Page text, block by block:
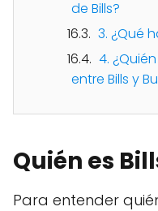
de Bills?
3. ¿Qué
4.
entre Bills y
Quién es
Para entender